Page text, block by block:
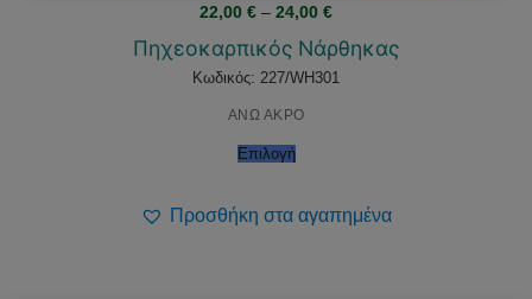
22,00 € – 24,00 €Price
22,00 €
through
24,00 €
Πηχεοκαρπικός Νάρθηκας
Κωδικός: 227/WH301
ΑΝΩ ΑΚΡΟ
Επιλογή
Προσθήκη στα αγαπημένα